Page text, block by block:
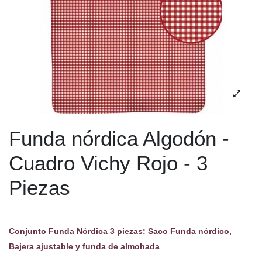
Funda nórdica Algodón -
Cuadro Vichy Rojo - 3
Piezas
Conjunto Funda Nórdica 3 piezas: Saco Funda nórdico,
Bajera ajustable y funda de almohada